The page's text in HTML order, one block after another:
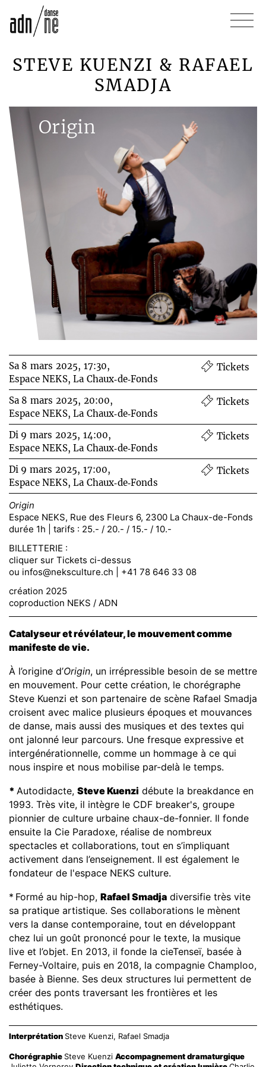
STEVE KUENZI & RAFAEL
SMADJA
Origin
Sa 8 mars 2025, 17:30,
Espace NEKS, La Chaux‑de‑Fonds
Tickets
Sa 8 mars 2025, 20:00,
Espace NEKS, La Chaux‑de‑Fonds
Tickets
Di 9 mars 2025, 14:00,
Espace NEKS, La Chaux‑de‑Fonds
Tickets
Di 9 mars 2025, 17:00,
Espace NEKS, La Chaux‑de‑Fonds
Tickets
Origin
Espace NEKS, Rue des Fleurs 6, 2300 La Chaux-de-Fonds
durée 1h | tarifs : 25.- / 20.- / 15.- / 10.-
BILLETTERIE :
cliquer sur Tickets ci-dessus
ou infos@neksculture.ch | +41 78 646 33 08
création 2025
coproduction NEKS / ADN
Catalyseur et révélateur, le mouvement comme
manifeste de vie.
À l’origine d’Origin, un irrépressible besoin de se mettre
en mouvement. Pour cette création, le chorégraphe
Steve Kuenzi et son partenaire de scène Rafael Smadja
croisent avec malice plusieurs époques et mouvances
de danse, mais aussi des musiques et des textes qui
ont jalonné leur parcours. Une fresque expressive et
intergénérationnelle, comme un hommage à ce qui
nous inspire et nous mobilise par-delà le temps.
* Autodidacte, Steve Kuenzi débute la breakdance en
1993. Très vite, il intègre le CDF breaker's, groupe
pionnier de culture urbaine chaux-de-fonnier. Il fonde
ensuite la Cie Paradoxe, réalise de nombreux
spectacles et collaborations, tout en s’impliquant
activement dans l’enseignement. Il est également le
fondateur de l'espace NEKS culture.
* Formé au hip-hop, Rafael Smadja diversifie très vite
sa pratique artistique. Ses collaborations le mènent
vers la danse contemporaine, tout en développant
chez lui un goût prononcé pour le texte, la musique
live et l’objet. En 2013, il fonde la cieTenseï, basée à
Ferney-Voltaire, puis en 2018, la compagnie Champloo,
basée à Bienne. Ses deux structures lui permettent de
créer des ponts traversant les frontières et les
esthétiques.
Interprétation Steve Kuenzi, Rafael Smadja
Chorégraphie Steve Kuenzi Accompagnement dramaturgique